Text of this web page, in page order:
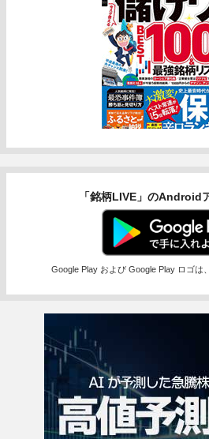
「銘柄LIVE」のAndroid
Google Play および Google Play ロゴは